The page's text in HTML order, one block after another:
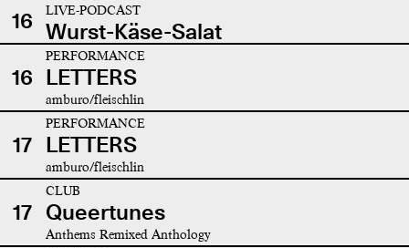
16 LIVE-PODCAST
Wurst-Käse-Salat
16
PERFORMANCE
LETTERS
amburo/fleischlin
17
PERFORMANCE
LETTERS
amburo/fleischlin
17
CLUB
Queertunes
Anthems Remixed Anthology